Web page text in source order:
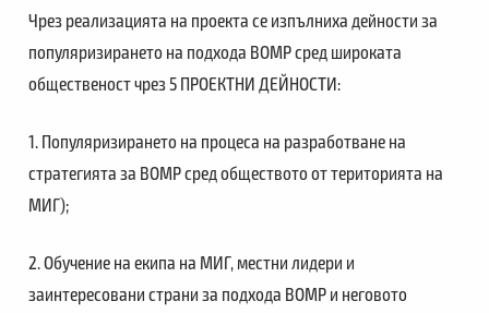
Чрез реализацията на проекта се изпълниха дейности за
популяризирането на подхода ВОМР сред широката
общественост чрез 5 ПРОЕКТНИ ДЕЙНОСТИ:
1. Популяризирането на процеса на разработване на
стратегията за ВОМР сред обществото от територията на
МИГ);
2. Обучение на екипа на МИГ, местни лидери и
заинтересовани страни за подхода ВОМР и неговото